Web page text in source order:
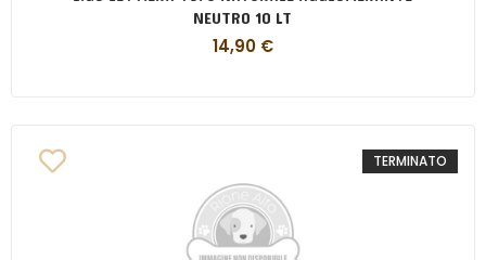
NEUTRO 10 LT
14,90 €
TERMINATO